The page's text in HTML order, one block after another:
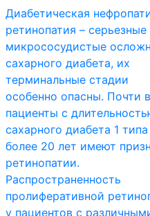
Диабетическая
ретинопатия – серьезные
микрососудистые
сахарного диабета, их
терминальные стадии
особенно опасны. Почти
пациенты с
сахарного диабета 1 типа
более 20 лет имеют
ретинопатии.
Распространенность
пролиферативной
у пациентов с